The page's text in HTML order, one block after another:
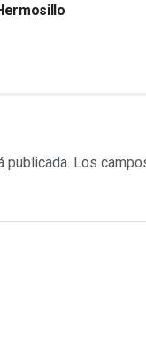
publicada. Los